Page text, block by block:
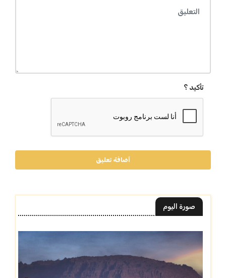
تأكيد ؟
أضافة تعليق
صورة اليوم